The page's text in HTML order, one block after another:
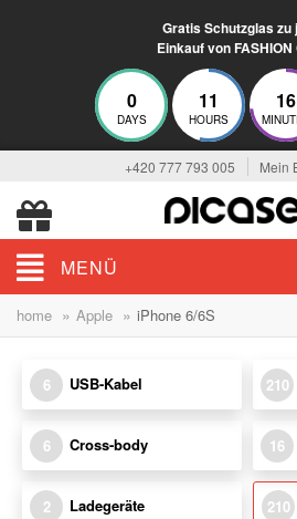
Gratis Schutzglas zu
Einkauf von FASHION
0
DAYS
11
HOURS
15
+420 777 793 005 Mein
MENÜ
home » Apple » iPhone 6/6S
6 USB-Kabel 210
6 Cross-body 16
2 Ladegeräte 210